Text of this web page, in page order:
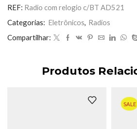
REF: Radio com relogio c/BT AD521
Categorias: Eletrônicos, Radios
Compartilhar:
Produtos
SALE